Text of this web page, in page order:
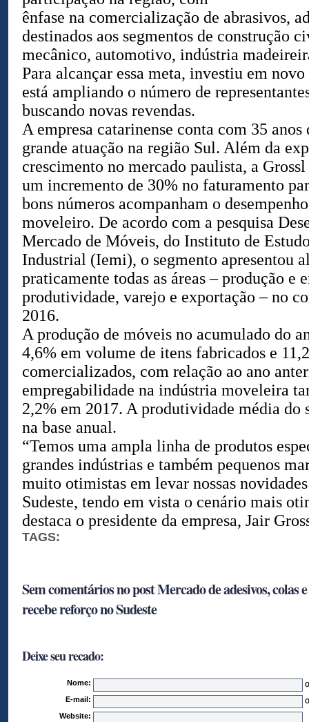
ênfase na comercialização de abrasivos,
destinados aos segmentos de construção
mecânico, automotivo, indústria
Para alcançar essa meta, investiu em
está ampliando o número de
buscando novas revendas.
A empresa catarinense conta com 35 anos
grande atuação na região Sul. Além da
crescimento no mercado paulista, a
um incremento de 30% no faturamento
bons números acompanham o
moveleiro. De acordo com a pesquisa
Mercado de Móveis, do Instituto de
Industrial (Iemi), o segmento apresentou
praticamente todas as áreas – produção e
produtividade, varejo e exportação – no
2016.
A produção de móveis no acumulado do
4,6% em volume de itens fabricados e
comercializados, com relação ao ano
empregabilidade na indústria moveleira
2,2% em 2017. A produtividade média do
na base anual.
“Temos uma ampla linha de produtos
grandes indústrias e também pequenos
muito otimistas em levar nossas
Sudeste, tendo em vista o cenário mais
destaca o presidente da empresa, Jair
TAGS:
Sem comentários no post Mercado de adesivos, colas
recebe reforço no Sudeste
Deixe seu recado:
Nome:
E-mail:
Website: